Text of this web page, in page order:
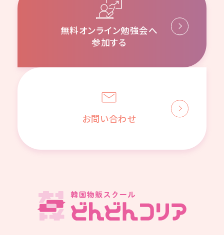
無料オンライン勉強会へ
参加する
お問い合わせ